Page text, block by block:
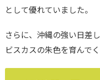
として優れていました。
さらに、沖縄の強い日差
ビスカスの朱色を育んでく